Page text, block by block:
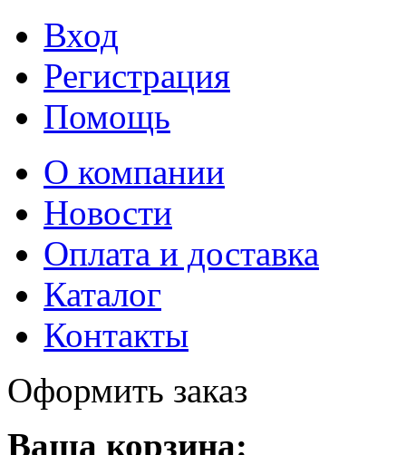
Вход
Регистрация
Помощь
О компании
Новости
Оплата и доставка
Каталог
Контакты
Оформить заказ
Ваша корзина: